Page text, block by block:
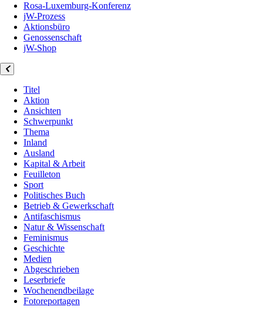
Rosa-Luxemburg-Konferenz
jW-Prozess
Aktionsbüro
Genossenschaft
jW-Shop
Titel
Aktion
Ansichten
Schwerpunkt
Thema
Inland
Ausland
Kapital & Arbeit
Feuilleton
Sport
Politisches Buch
Betrieb & Gewerkschaft
Antifaschismus
Natur & Wissenschaft
Feminismus
Geschichte
Medien
Abgeschrieben
Leserbriefe
Wochenendbeilage
Fotoreportagen